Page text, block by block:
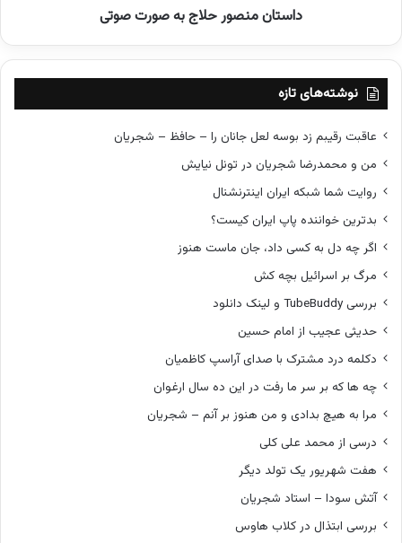
ج
ب
ص
و
ت
ص
ت
ی
داستان منصور حلاج به صورت صوتی
نوشته‌های تازه
عاقبت رقیبم زد بوسه لعل جانان را – حافظ – شجریان
من و محمدرضا شجریان در تونل نیایش
روایت شما شبکه ایران اینترنشنال
بدترین خواننده پاپ ایران کیست؟
اگر چه دل به کسی داد، جان ماست هنوز
مرگ بر اسرائیل بچه کش
بررسی TubeBuddy و لینک دانلود
حدیثی عجیب از امام حسین
دکلمه درد مشترک با صدای آراسپ کاظمیان
چه ها که بر سر ما رفت در این ده سال ارغوان
مرا به هیچ بدادی و من هنوز بر آنم – شجریان
درسی از محمد علی کلی
هفت شهریور یک تولد دیگر
آتش سودا – استاد شجریان
بررسی ابتذال در کلاب هاوس